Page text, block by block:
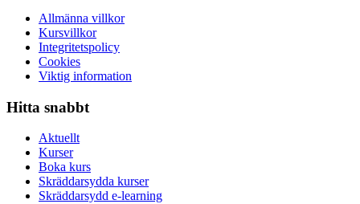
Allmänna villkor
Kursvillkor
Integritetspolicy
Cookies
Viktig information
Hitta snabbt
Aktuellt
Kurser
Boka kurs
Skräddarsydda kurser
Skräddarsydd e-learning